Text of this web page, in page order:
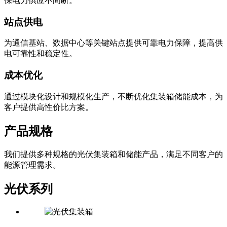
站点供电
为通信基站、数据中心等关键站点提供可靠电力保障，提高供
电可靠性和稳定性。
成本优化
通过模块化设计和规模化生产，不断优化集装箱储能成本，为
客户提供高性价比方案。
产品规格
我们提供多种规格的光伏集装箱和储能产品，满足不同客户的
能源管理需求。
光伏系列